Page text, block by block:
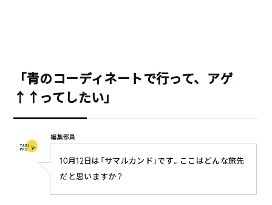
「青のコーディネートで行って、アゲ
↑↑ってしたい」
編集部員
10月12日は「サマルカンド」です。ここはどんな旅先
だと思いますか？